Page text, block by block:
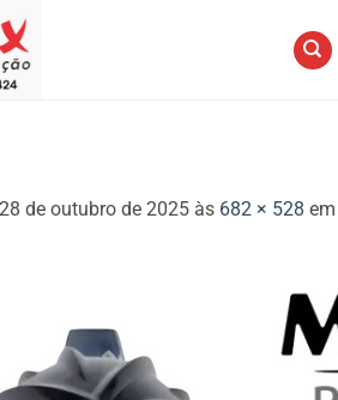
28 de outubro de 2025 às 682 × 528 em